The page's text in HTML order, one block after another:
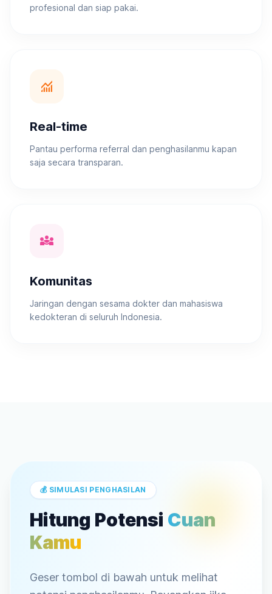
profesional dan siap pakai.
monitoring
Real-time
Pantau performa referral dan penghasilanmu kapan
saja secara transparan.
diversity_3
Komunitas
Jaringan dengan sesama dokter dan mahasiswa
kedokteran di seluruh Indonesia.
💰 SIMULASI PENGHASILAN
Hitung Potensi Cuan
Kamu
Geser tombol di bawah untuk melihat